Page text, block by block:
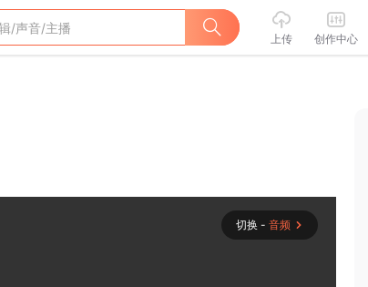
上传 创作中心
切换 - 音频